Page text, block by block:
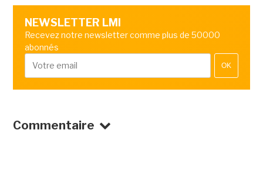
NEWSLETTER LMI
Recevez notre newsletter comme plus de 50000
abonnés
OK
Commentaire